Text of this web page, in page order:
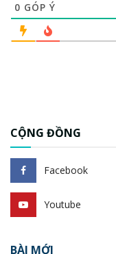
0 GÓP Ý
CỘNG ĐỒNG
Facebook
Youtube
BÀI MỚI